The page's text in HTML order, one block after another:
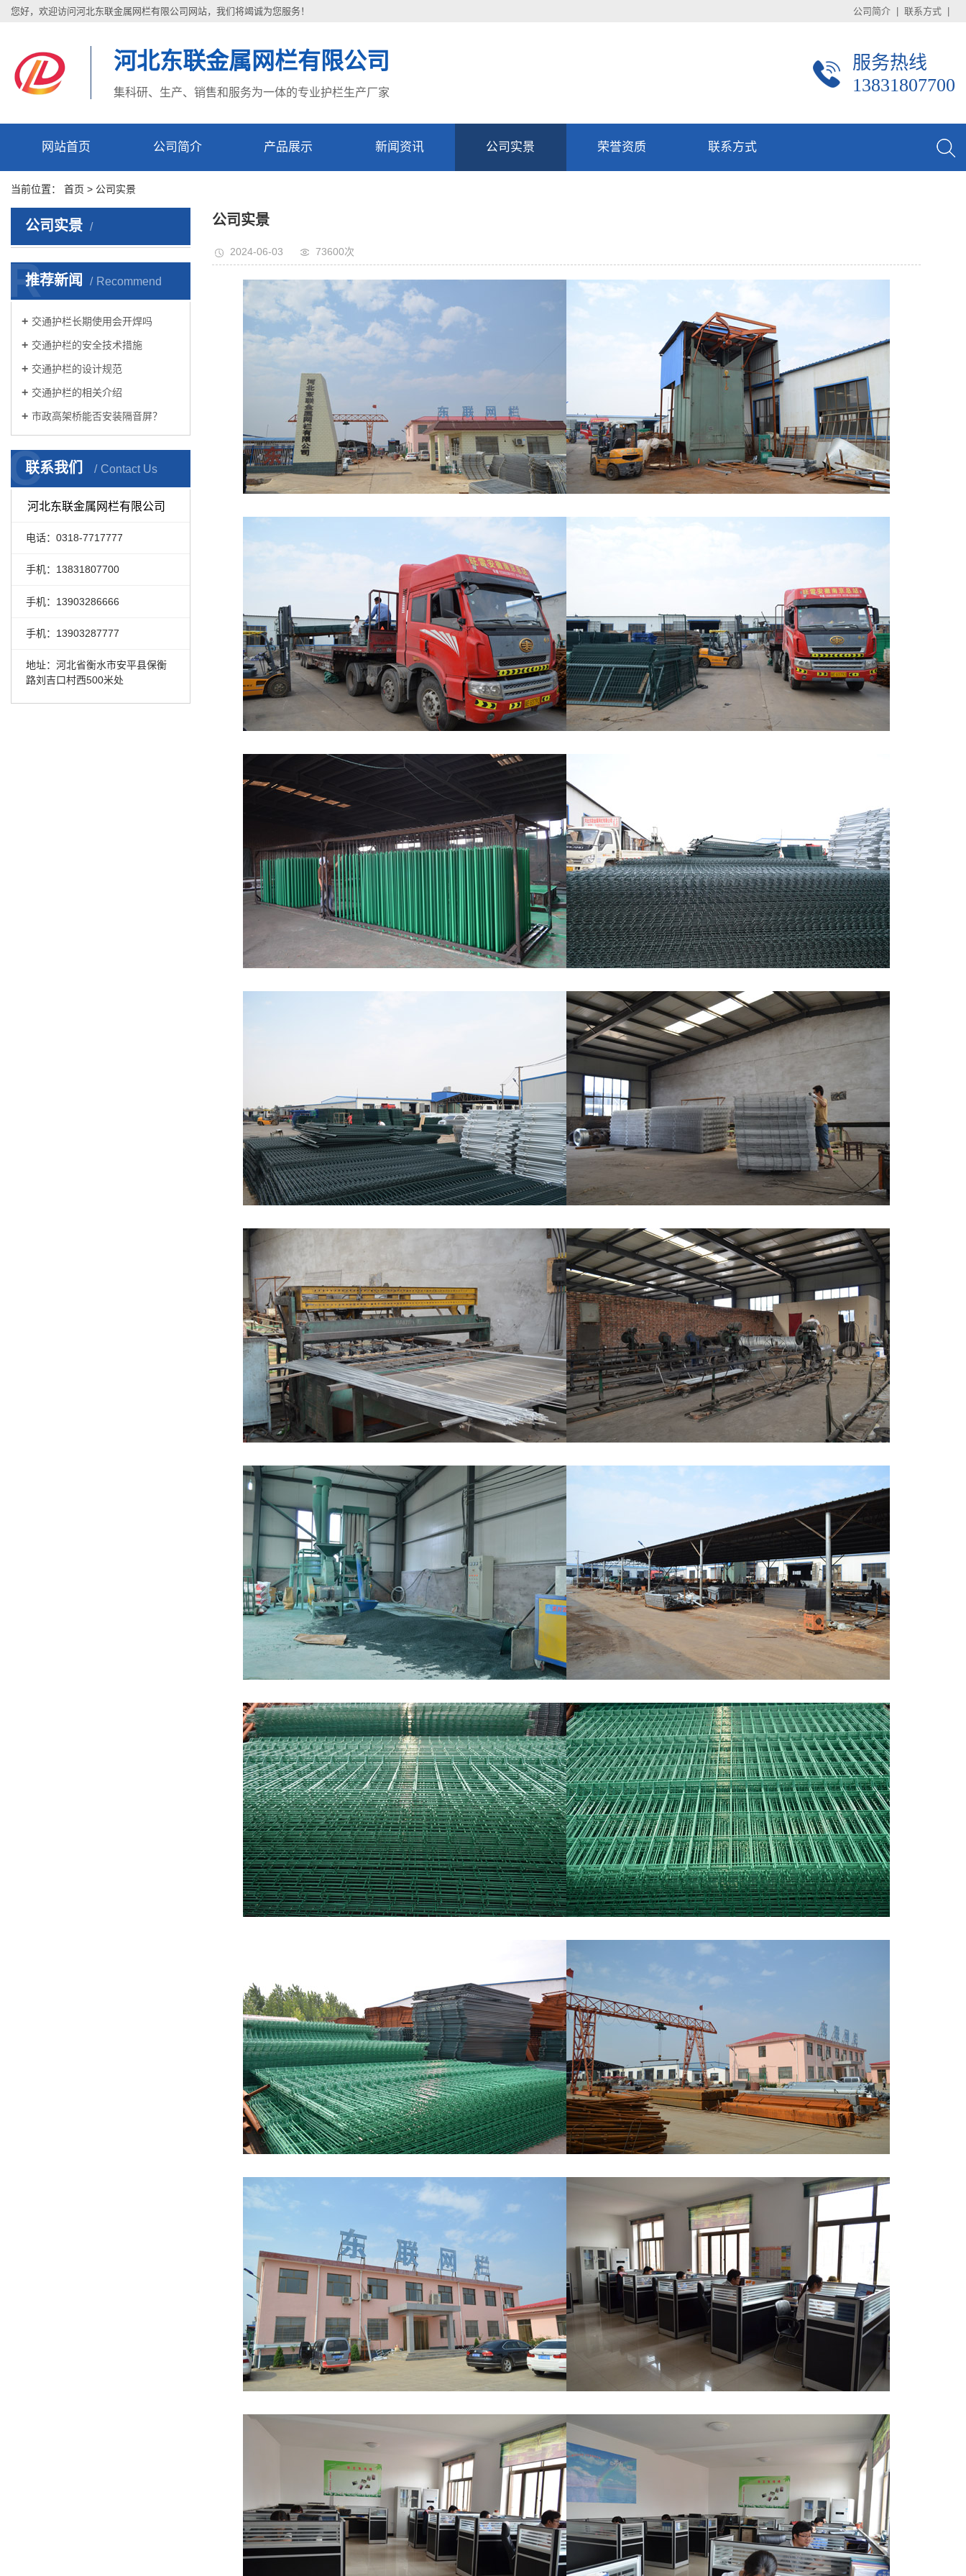
您好，欢迎访问河北东联金属网栏有限公司网站，我们将竭诚为您服务！ 公司简介 联系方式
河北东联金属网栏有限公司
集科研、生产、销售和服务为一体的专业护栏生产厂家
服务热线
13831807700
网站首页 公司简介 产品展示 新闻资讯 公司实景 荣誉资质 联系方式
当前位置： 首页 > 公司实景
公司实景
推荐新闻 Recommend
R
交通护栏长期使用会开焊吗
交通护栏的安全技术措施
交通护栏的设计规范
交通护栏的相关介绍
市政高架桥能否安装隔音屏？
联系我们 Contact Us
C
河北东联金属网栏有限公司
电话：0318-7717777
手机：13831807700
手机：13903286666
手机：13903287777
地址：河北省衡水市安平县保衡
路刘吉口村西500米处
公司实景
2024-06-03 73600次